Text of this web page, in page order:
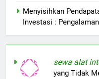
Menyisihkan
Investasi :
sewa alat
yang Tidak